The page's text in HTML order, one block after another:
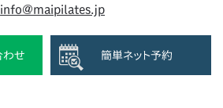
info@maipilates.jp